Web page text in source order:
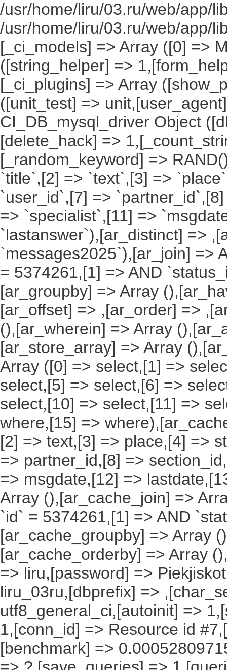
/usr/home/liru/03.ru/web/app/
/usr/home/liru/03.ru/web/app/
[_ci_models] => Array ([0] =>
([string_helper] =>
[_ci_plugins] => Array
([unit_test] =>
CI_DB_mysql_driver Object
[delete_hack] =>
[_random_keyword] =>
`title`,[2] => `text`,[3] =>
`user_id`,[7] =>
=> `specialist`,[11] =>
`lastanswer`),[ar_distinct] =>
`messages2025`),[ar_join] =>
= 5374261,[1] => AND
[ar_groupby] => Array
[ar_offset] => ,[ar_order] =>
(),[ar_wherein] => Array
[ar_store_array] => Array
Array ([0] => select,[1] =>
select,[5] => select,[6] =>
select,[10] => select,[11] =>
where,[15] =>
[2] => text,[3] => place,[4] =>
=> partner_id,[8] =>
=> msgdate,[12] =>
Array (),[ar_cache_join] =>
`id` = 5374261,[1] => AND
[ar_cache_groupby] => Array
[ar_cache_orderby] => Array
=> liru,[password] =>
liru_03ru,[dbprefix] =>
utf8_general_ci,[autoinit] =>
1,[conn_id] => Resource id
[benchmark] =>